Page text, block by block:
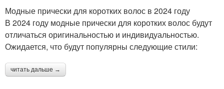
Модные прически для коротких волос в 2024 году
В 2024 году модные прически для коротких волос будут
отличаться оригинальностью и индивидуальностью.
Ожидается, что будут популярны следующие стили:
читать дальше →